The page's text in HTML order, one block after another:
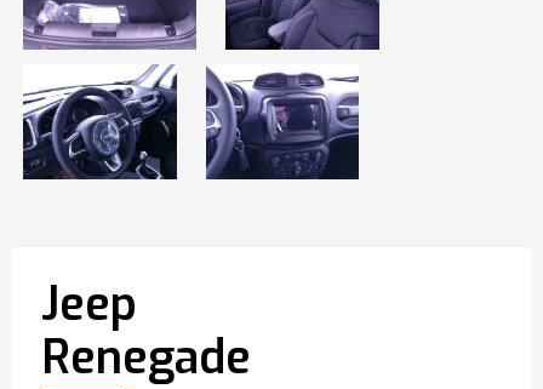
Jeep
Renegade